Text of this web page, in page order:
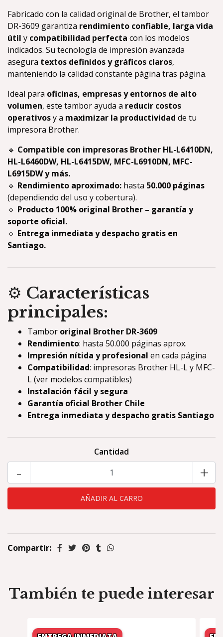
Fabricado con la calidad original de Brother, el tambor
DR-3609 garantiza rendimiento confiable, larga vida
útil y compatibilidad perfecta con los modelos
indicados. Su tecnología de impresión avanzada
asegura textos definidos y gráficos claros,
manteniendo la calidad constante página tras página.
Ideal para oficinas, empresas y entornos de alto
volumen, este tambor ayuda a reducir costos
operativosy a maximizar la productividad de tu
impresora Brother.
🔹 Compatible con impresoras Brother HL-L6410DN,
HL-L6460DW, HL-L6415DW, MFC-L6910DN, MFC-
L6915DW y más.
🔹 Rendimiento aproximado: hasta 50.000 páginas
(dependiendo del uso y cobertura).
🔹 Producto 100% original Brother – garantía y
soporte oficial.
🔹 Entrega inmediata y despacho gratis en
Santiago.
⚙️ Características
principales:
Tambor original Brother DR-3609
Rendimiento: hasta 50.000 páginas aprox.
Impresión nítida y profesional en cada página
Compatibilidad: impresoras Brother HL-L y MFC-
L (ver modelos compatibles)
Instalación fácil y segura
Garantía oficial Brother Chile
Entrega inmediata y despacho gratis Santiago
Cantidad
- +
Compartir:
También te puede interesar